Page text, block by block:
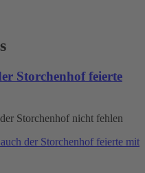
Storchenhof feierte
Storchenhof nicht fehlen
der Storchenhof feierte mit